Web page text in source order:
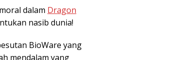
dalam Dragon
nasib dunia!
BioWare yang
mendalam yang